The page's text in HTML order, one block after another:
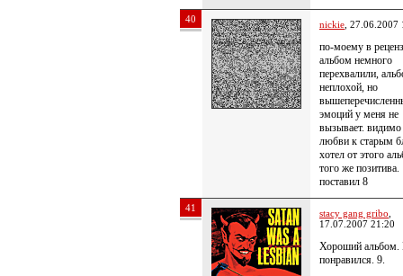
40 nickie , 27.06.2007
по-моему в
альбом немного
перехвалили,
неплохой, но
эмоций у меня не
вызывает. видимо
любви к старым
хотел от этого
того же позитива.
поставил 8
41 stacy gang gribo
17.07.2007 21:20
Хороший
понравился. 9.